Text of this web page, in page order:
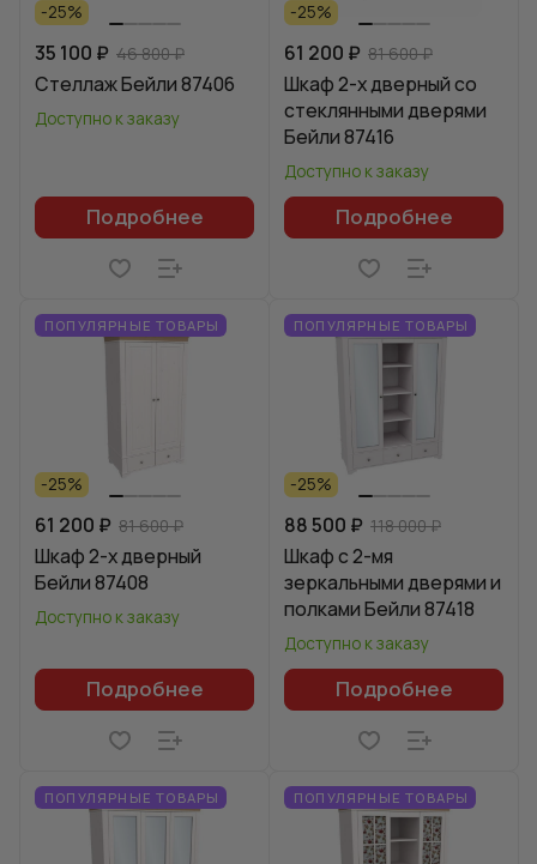
-25%
35 100 ₽ 46 800 ₽
Стеллаж Бейли 87406
Доступно к заказу
Подробнее
-25%
61 200 ₽ 81 600 ₽
Шкаф 2-х дверный со
стеклянными дверями
Бейли 87416
Доступно к заказу
Подробнее
ПОПУЛЯРНЫЕ ТОВАРЫ
-25%
61 200 ₽ 81 600 ₽
Шкаф 2-х дверный
Бейли 87408
Доступно к заказу
Подробнее
ПОПУЛЯРНЫЕ ТОВАРЫ
-25%
88 500 ₽ 118 000 ₽
Шкаф с 2-мя
зеркальными дверями и
полками Бейли 87418
Доступно к заказу
Подробнее
ПОПУЛЯРНЫЕ ТОВАРЫ ПОПУЛЯРНЫЕ ТОВАРЫ